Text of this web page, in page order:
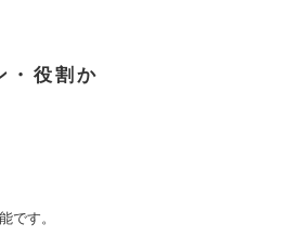
・役割か
です。